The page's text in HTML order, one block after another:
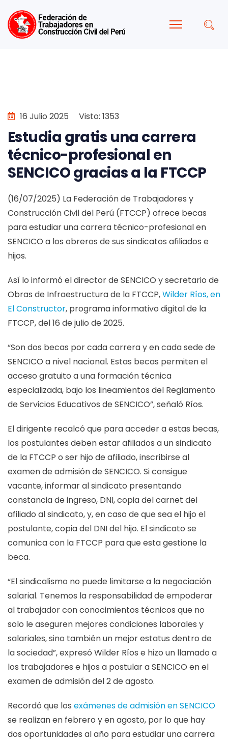
16 Julio 2025 Visto: 1353
Estudia gratis una carrera
técnico-profesional en
SENCICO gracias a la FTCCP
(16/07/2025) La Federación de Trabajadores y
Construcción Civil del Perú (FTCCP) ofrece becas
para estudiar una carrera técnico-profesional en
SENCICO a los obreros de sus sindicatos afiliados e
hijos.
Así lo informó el director de SENCICO y secretario de
Obras de Infraestructura de la FTCCP,Wilder Ríos, en
El Constructor, programa informativo digital de la
FTCCP, del 16 de julio de 2025.
“Son dos becas por cada carrera y en cada sede de
SENCICO a nivel nacional. Estas becas permiten el
acceso gratuito a una formación técnica
especializada, bajo los lineamientos del Reglamento
de Servicios Educativos de SENCICO”, señaló Ríos.
El dirigente recalcó que para acceder a estas becas,
los postulantes deben estar afiliados a un sindicato
de la FTCCP o ser hijo de afiliado, inscribirse al
examen de admisión de SENCICO. Si consigue
vacante, informar al sindicato presentando
constancia de ingreso, DNI, copia del carnet del
afiliado al sindicato, y, en caso de que sea el hijo el
postulante, copia del DNI del hijo. El sindicato se
comunica con la FTCCP para que esta gestione la
beca.
“El sindicalismo no puede limitarse a la negociación
salarial. Tenemos la responsabilidad de empoderar
al trabajador con conocimientos técnicos que no
solo le aseguren mejores condiciones laborales y
salariales, sino también un mejor estatus dentro de
la sociedad”, expresó Wilder Ríos e hizo un llamado a
los trabajadores e hijos a postular a SENCICO en el
examen de admisión del 2 de agosto.
Recordó que los exámenes de admisión en SENCICO
se realizan en febrero y en agosto, por lo que hay
dos oportunidades al año para estudiar una carrera